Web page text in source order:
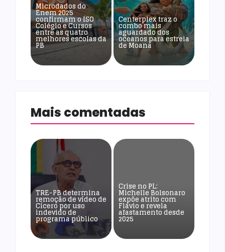
Microdados do
Enem 2025
confirmam o ISO
Colégio e Cursos
entre as quatro
melhores escolas da
PB
Centerplex traz o
combo mais
aguardado dos
oceanos para estreia
de Moana
Mais comentadas
TRE-PB determina
remoção de vídeo de
Cícero por uso
indevido de
programa público
Crise no PL:
Michelle Bolsonaro
expõe atrito com
Flávio e revela
afastamento desde
2025